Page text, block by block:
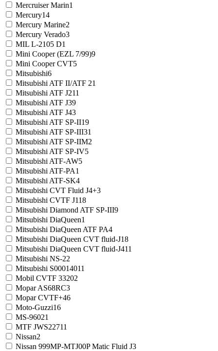
Mercruiser Marin1
Mercury14
Mercury Marine2
Mercury Verado3
MIL L-2105 D1
Mini Cooper (EZL 7/99)9
Mini Cooper CVT5
Mitsubishi6
Mitsubishi ATF II/ATF 21
Mitsubishi ATF J211
Mitsubishi ATF J39
Mitsubishi ATF J43
Mitsubishi ATF SP-II19
Mitsubishi ATF SP-III31
Mitsubishi ATF SP-IIM2
Mitsubishi ATF SP-IV5
Mitsubishi ATF-AW5
Mitsubishi ATF-PA1
Mitsubishi ATF-SK4
Mitsubishi CVT Fluid J4+3
Mitsubishi CVTF J118
Mitsubishi Diamond ATF SP-III9
Mitsubishi DiaQueen1
Mitsubishi DiaQueen ATF PA4
Mitsubishi DiaQueen CVT fluid-J18
Mitsubishi DiaQueen CVT fluid-J411
Mitsubishi NS-22
Mitsubishi S00014011
Mobil CVTF 33202
Mopar AS68RC3
Mopar CVTF+46
Moto-Guzzi16
MS-96021
MTF JWS22711
Nissan2
Nissan 999MP-MTJ00P Matic Fluid J3